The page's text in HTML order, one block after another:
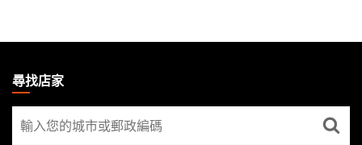
THE
GATHERING
FOOTER
尋找店家
尋
找